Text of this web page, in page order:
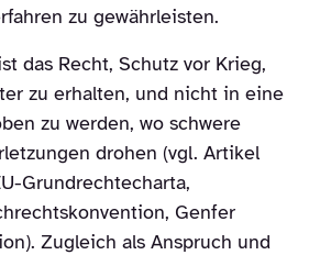
zu gewährleisten.
das Recht, Schutz vor Krieg,
zu erhalten, und nicht in eine
zu werden, wo schwere
drohen (vgl. Artikel
Grundrechtecharta,
Genfer
Zugleich als Anspruch und